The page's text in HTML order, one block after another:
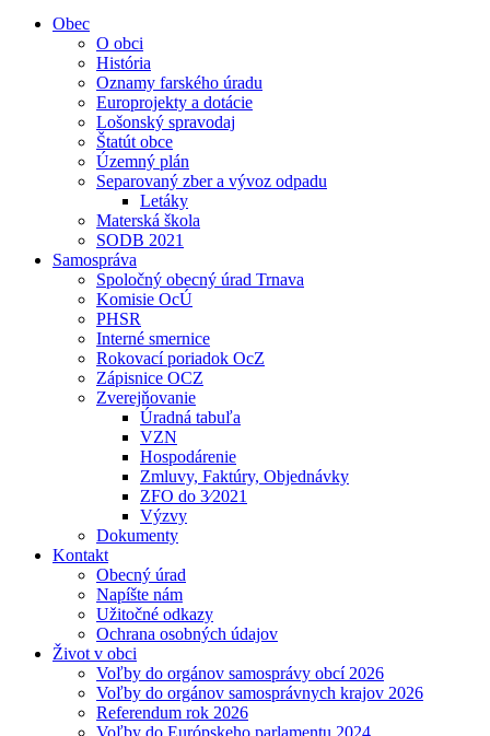
Obec
O obci
História
Oznamy farského úradu
Europrojekty a dotácie
Lošonský spravodaj
Štatút obce
Územný plán
Separovaný zber a vývoz odpadu
Letáky
Materská škola
SODB 2021
Samospráva
Spoločný obecný úrad Trnava
Komisie OcÚ
PHSR
Interné smernice
Rokovací poriadok OcZ
Zápisnice OCZ
Zverejňovanie
Úradná tabuľa
VZN
Hospodárenie
Zmluvy, Faktúry, Objednávky
ZFO do 3⁄2021
Výzvy
Dokumenty
Kontakt
Obecný úrad
Napíšte nám
Užitočné odkazy
Ochrana osobných údajov
Život v obci
Voľby do orgánov samosprávy obcí 2026
Voľby do orgánov samosprávnych krajov 2026
Referendum rok 2026
Voľby do Európskeho parlamentu 2024